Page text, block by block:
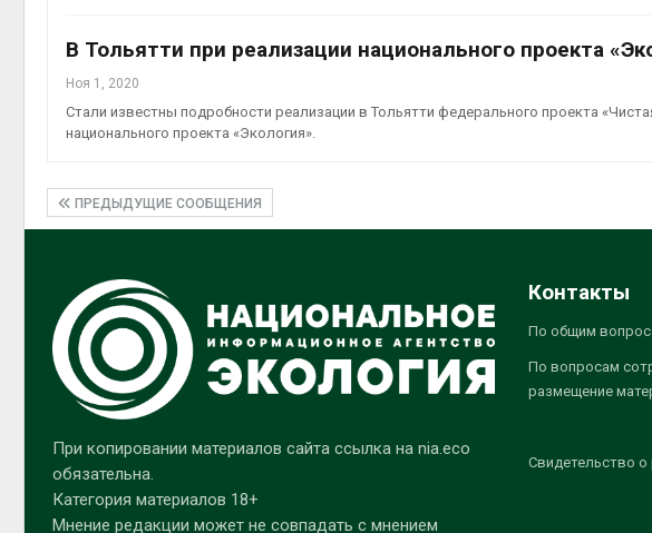
В Тольятти при реализации национального проекта
Ноя 1, 2020
Стали известны подробности реализации в Тольятти федерального проекта
национального проекта «Экология».
ПРЕДЫДУЩИЕ СООБЩЕНИЯ
При копировании материалов сайта ссылка на nia.eco
обязательна.
Категория материалов 18+
Мнение редакции может не совпадать с мнением
Контакты
По общим
По вопросам
размещение
Свидетельство